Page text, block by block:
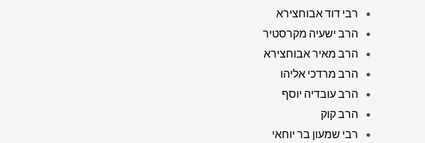
רבי דוד אבוחצירא
הרב ישעיה מקרסטיר
הרב מאיר אבוחצירא
הרב מרדכי אליהו
הרב עובדיה יוסף
הרב קוק
רבי שמעון בר יוחאי